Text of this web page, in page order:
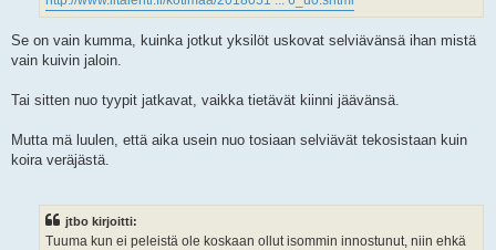
Se on vain kumma, kuinka jotkut yksilöt uskovat selviävänsä ihan mistä
vain kuivin jaloin.
Tai sitten nuo tyypit jatkavat, vaikka tietävät kiinni jäävänsä.
Mutta mä luulen, että aika usein nuo tosiaan selviävät tekosistaan kuin
koira veräjästä.
jtbo kirjoitti:
Tuuma kun ei peleistä ole koskaan ollut isommin innostunut, niin ehkä